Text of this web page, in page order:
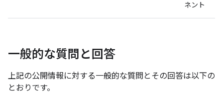
ネント
一般的な質問と回答
上記の公開情報に対する一般的な質問とその回答は以下の
とおりです。